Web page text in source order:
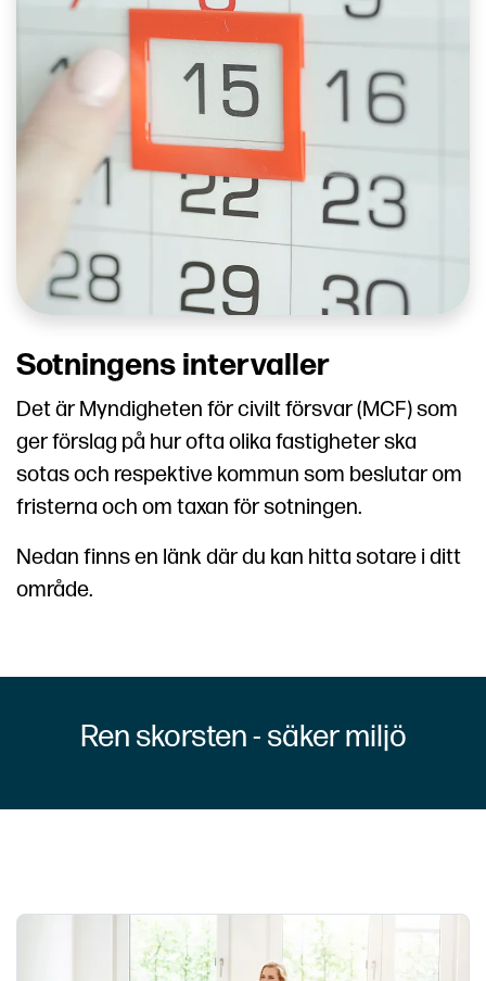
Sotningens intervaller
Det är Myndigheten för civilt försvar (MCF) som
ger förslag på hur ofta olika fastigheter ska
sotas och respektive kommun som beslutar om
fristerna och om taxan för sotningen.
Nedan finns en länk där du kan hitta sotare i ditt
område.
Ren skorsten - säker miljö